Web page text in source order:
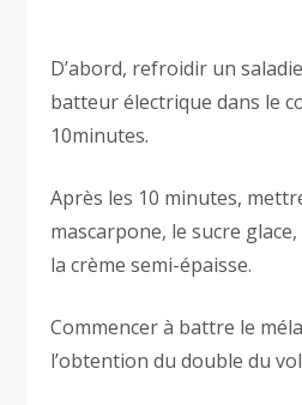
D’abord, refroidir un
batteur électrique dans le
10minutes.
Après les 10 minutes,
mascarpone, le sucre
la crème semi-épaisse.
Commencer à battre le
l’obtention du double du